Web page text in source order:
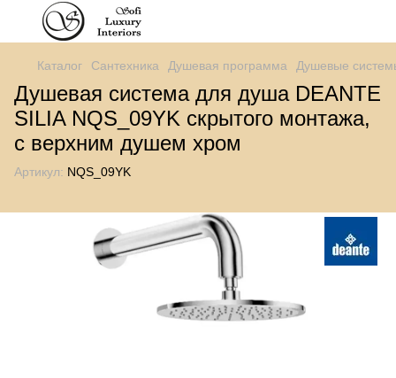
Каталог Сантехника Душевая программа Душевые
Душевая система для душа DEANTE
SILIA NQS_09YK скрытого монтажа,
с верхним душем хром
Артикул: NQS_09YK